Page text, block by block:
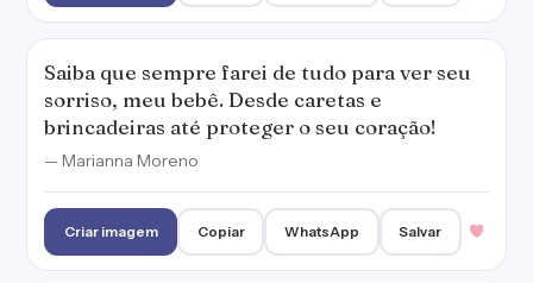
Saiba que sempre farei de tudo para ver seu
sorriso, meu bebê. Desde caretas e
brincadeiras até proteger o seu coração!
— Marianna Moreno
Criar imagem Copiar WhatsApp Salvar